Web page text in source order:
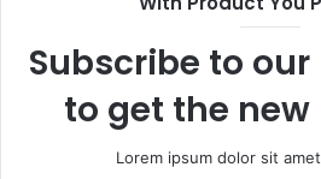
Subscribe to
to get the
Lorem ipsum dolor sit